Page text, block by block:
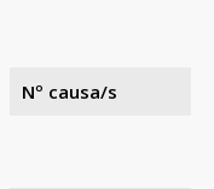
Nº causa/s